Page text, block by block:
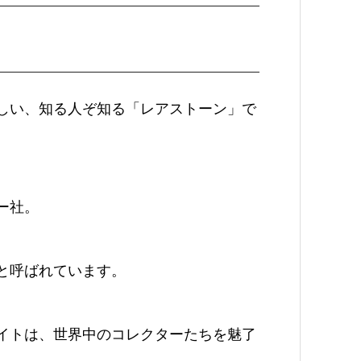
い、知る人ぞ知る「レアストーン」で
。
ばれています。
トは、世界中のコレクターたちを魅了